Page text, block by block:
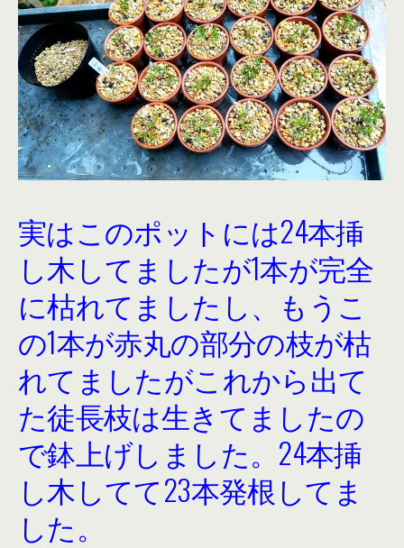
実はこのポットには24本挿
し木してましたが1本が完全
に枯れてましたし、もうこ
の1本が赤丸の部分の枝が枯
れてましたがこれから出て
た徒長枝は生きてましたの
で鉢上げしました。24本挿
し木してて23本発根してま
した。